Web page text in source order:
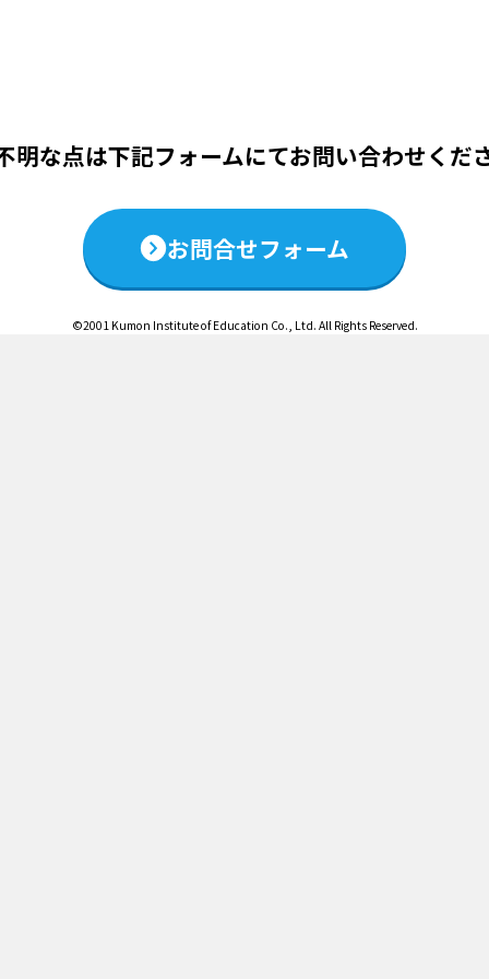
明な点は下記フォームにてお問い合わせくだ
お問合せフォーム
©2001 Kumon Institute of Education Co., Ltd. All Rights Reserved.